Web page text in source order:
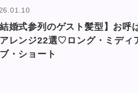
結婚式参列のゲスト髪型】お呼
レンジ22選♡ロング・ミディ
・ショート